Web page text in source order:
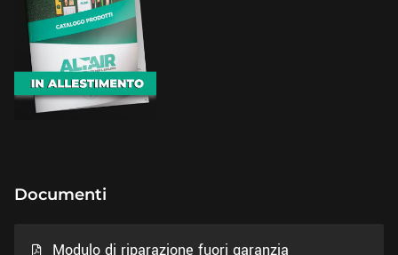
Documenti
Modulo di riparazione fuori garanzia